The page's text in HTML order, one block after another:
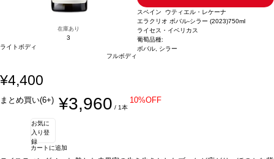
ルーティーさが広がる。口に含むと軽やかな甘味が広がり、バランスの取れた余韻
が続く。生き生きとして、親しみやすい一本。 合う料理ペイストリーやフルーツ
などのデザートなどと好相性
モスカート 100%認証 サステナブル
ヴェント モスカート＆ココ
イタリア、ピエモンテ / 白・微発泡 / 甘口
グノート 鮮やかな麦わら色。モスカートのフローラルのアロマが広がり、ココナッ
ツのフルーティーでトロピカルな芳香が加わる。口に含むと、心地よい甘味を感
ー、フルーツなどと好相性
ィングノート鮮やかな麦わら色、繊細で滑らかな泡が立ち上る。ノーズはほのかな
広がり、素晴らしくジューシーで甘く、絶妙なバランスを持つ。
トリーやフルーツなどのデザートなどと好相性
ステナブル ※本商品は梱包済のセット商品のため、以下は承れません。 ・商品を
ートなどと好相性葡萄品種 モスカート 100%認証サステナブル4. ミラヴェント
イタリア、ピエモンテ / 白・微発泡 / 甘口
鮮やかな麦わら色。モスカートのフローラルなノーズを示し、イチゴのフ
ルーティーさが広がる。口に含むと軽やかな甘味が広がり、バランスの取れた余韻
が続く。生き生きとして、親しみやすい一本。合う料理
葡萄品種 モスカート 100%
グノート鮮やかな麦わら色。モスカートのフローラルのアロマが広がり、ココナッ
じ、バランスが良く、魅力的で爽やかな一本。 合う料理
ェント モスカート スプマンテ
ィングノート鮮やかな麦わら色、繊細で滑らかな泡が立ち上る。ノーズはほのかな
柑橘類を示し、ジャスミンや刈りたての草を伴う。口に含むと、心地よい濃厚さが
在庫あり
3
ライトボディ
フルボディ
スペイン ウティエル・レケーナ
エラクリオ ボバル-シラー (2023)750ml
ライセス・イベリカス
葡萄品種:
ボバル, シラー
¥4,400
まとめ買い(6+) ¥3,960 / 1本
10%OFF
お気に
入り登
録
カートに追加